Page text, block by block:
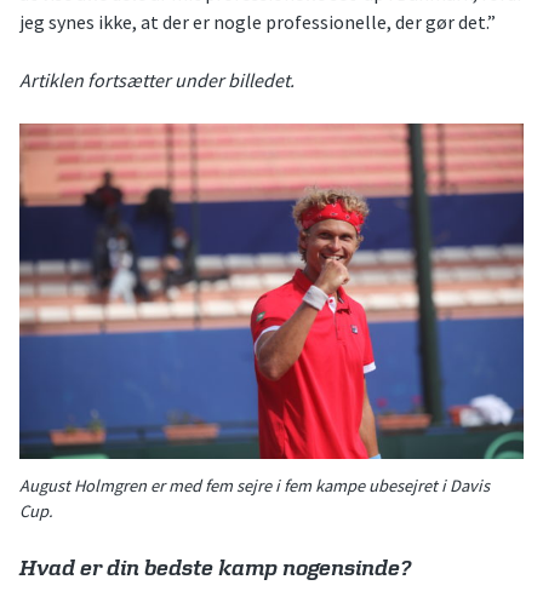
jeg synes ikke, at der er nogle professionelle, der gør det.”
Artiklen fortsætter under billedet.
August Holmgren er med fem sejre i fem kampe ubesejret i Davis
Cup.
Hvad er din bedste kamp nogensinde?